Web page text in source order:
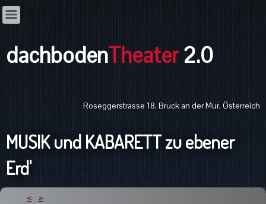
dachbodenTheater2.0
Roseggerstrasse 18, Bruck an der Mur, Österreich
MUSIK und KABARETT zu ebener
Erd'
<
>